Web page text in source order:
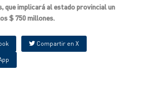
que implicará al estado provincial un
$ 750 millones.
Compartir en X